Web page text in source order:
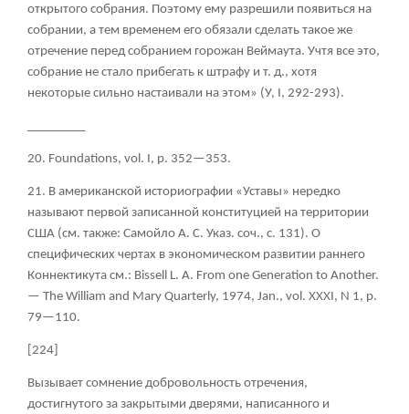
открытого собрания. Поэтому ему разрешили появиться на
собрании, а тем временем его обязали сделать такое же
отречение перед собранием горожан Веймаута. Учтя все это,
собрание не стало прибегать к штрафу и т. д., хотя
некоторые сильно настаивали на этом» (У, I, 292-293).
20. Foundations, vol. I, p. 352—353.
21. В американской историографии «Уставы» нередко
называют первой записанной конституцией на территории
США (см. также: Самойло А. С. Указ. соч., с. 131). О
специфических чертах в экономическом развитии раннего
Коннектикута см.: Bissell L. A. From one Generation to Another.
— The William and Mary Quarterly, 1974, Jan., vol. XXXI, N 1, p.
79—110.
[224]
Вызывает сомнение добровольность отречения,
достигнутого за закрытыми дверями, написанного и